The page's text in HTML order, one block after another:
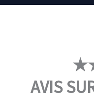
AVIS